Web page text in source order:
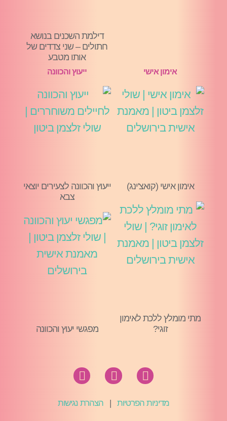
דילמת השכנים בנושא
חתולים – שני צדדים של
אותו מטבע
אימון אישי
אימון אישי (קואצ'ינג)
מתי מומלץ ללכת לאימון
זוגי?
ייעוץ והכוונה
ייעוץ והכוונה לצעירים יוצאי
צבא
מפגשי יעוץ והכוונה
מדיניות הפרטיות| הצהרת נגישות